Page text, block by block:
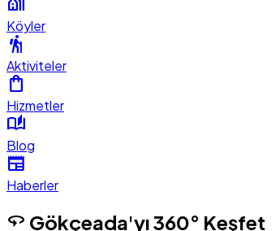
Köyler
hiking
Aktiviteler
shopping_bag
Hizmetler
auto_stories
Blog
newspaper
Haberler
360 Gökçeada'yı 360° Keşfet